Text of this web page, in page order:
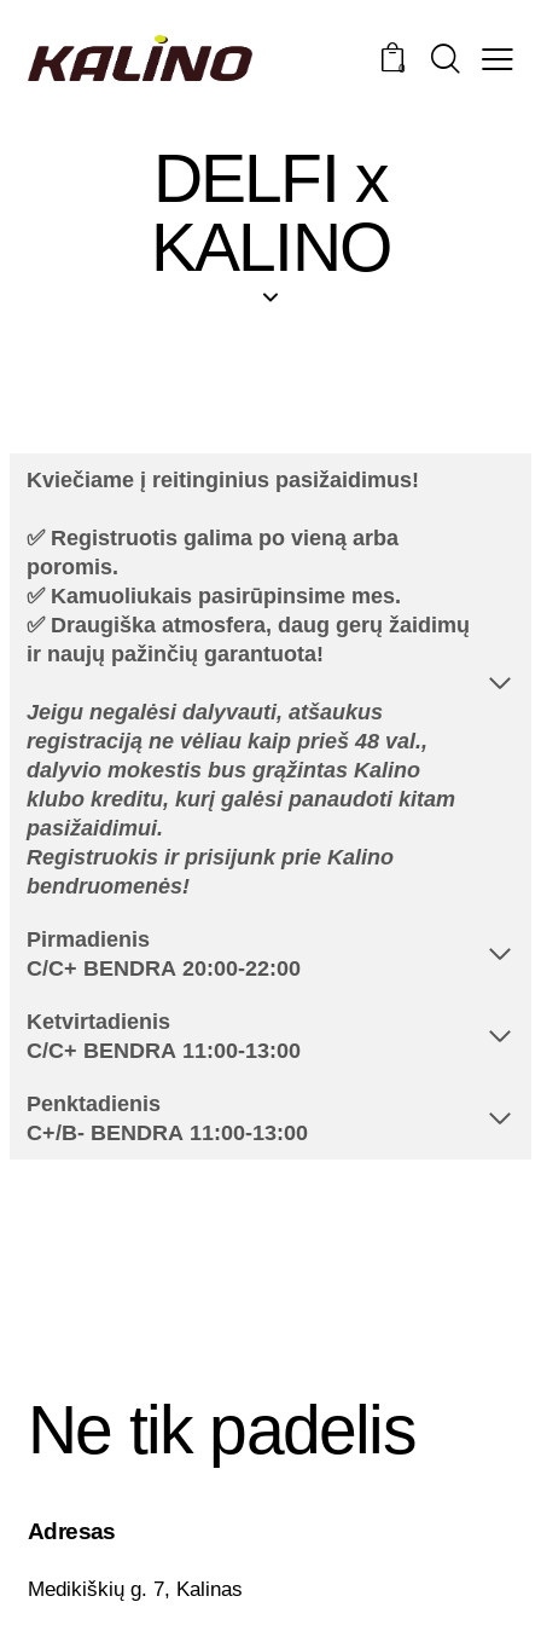
0
DELFI x
KALINO
Kviečiame į reitinginius pasižaidimus!
✅ Registruotis galima po vieną arba
poromis.
✅ Kamuoliukais pasirūpinsime mes.
✅ Draugiška atmosfera, daug gerų žaidimų
ir naujų pažinčių garantuota!
Jeigu negalėsi dalyvauti, atšaukus
registraciją ne vėliau kaip prieš 48 val.,
dalyvio mokestis bus grąžintas Kalino
klubo kreditu, kurį galėsi panaudoti kitam
pasižaidimui.
Registruokis ir prisijunk prie Kalino
bendruomenės!
Pirmadienis
C/C+ BENDRA 20:00-22:00
Ketvirtadienis
C/C+ BENDRA 11:00-13:00
Penktadienis
C+/B- BENDRA 11:00-13:00
Ne tik padelis
Adresas
Medikiškių g. 7, Kalinas